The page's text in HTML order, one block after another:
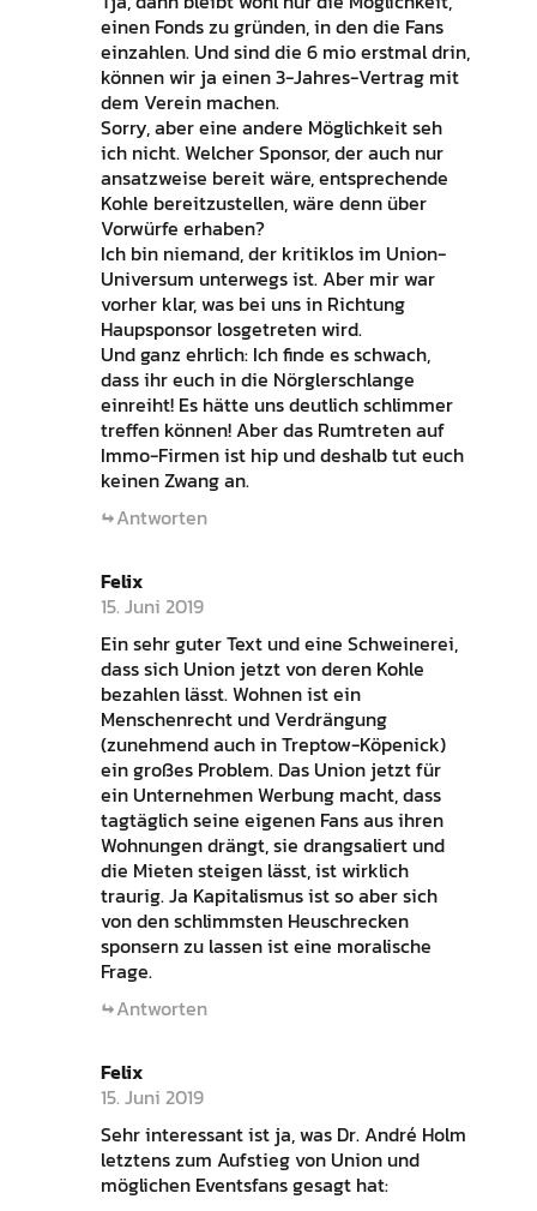
einen Fonds zu gründen, in den die Fans
einzahlen. Und sind die 6 mio erstmal drin,
können wir ja einen 3-Jahres-Vertrag mit
dem Verein machen.
Sorry, aber eine andere Möglichkeit seh
ich nicht. Welcher Sponsor, der auch nur
ansatzweise bereit wäre, entsprechende
Kohle bereitzustellen, wäre denn über
Vorwürfe erhaben?
Ich bin niemand, der kritiklos im Union-
Universum unterwegs ist. Aber mir war
vorher klar, was bei uns in Richtung
Haupsponsor losgetreten wird.
Und ganz ehrlich: Ich finde es schwach,
dass ihr euch in die Nörglerschlange
einreiht! Es hätte uns deutlich schlimmer
treffen können! Aber das Rumtreten auf
Immo-Firmen ist hip und deshalb tut euch
keinen Zwang an.
Antworten
Felix
15. Juni 2019
Ein sehr guter Text und eine Schweinerei,
dass sich Union jetzt von deren Kohle
bezahlen lässt. Wohnen ist ein
Menschenrecht und Verdrängung
(zunehmend auch in Treptow-Köpenick)
ein großes Problem. Das Union jetzt für
ein Unternehmen Werbung macht, dass
tagtäglich seine eigenen Fans aus ihren
Wohnungen drängt, sie drangsaliert und
die Mieten steigen lässt, ist wirklich
traurig. Ja Kapitalismus ist so aber sich
von den schlimmsten Heuschrecken
sponsern zu lassen ist eine moralische
Frage.
Antworten
Felix
15. Juni 2019
Sehr interessant ist ja, was Dr. André Holm
letztens zum Aufstieg von Union und
möglichen Eventsfans gesagt hat: